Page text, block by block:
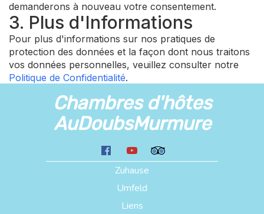
demanderons à nouveau votre consentement.
3. Plus d'Informations
Pour plus d'informations sur nos pratiques de
protection des données et la façon dont nous traitons
vos données personnelles, veuillez consulter notre
Politique de Confidentialité.
Chambres d'hôtes
AuDoubsMurmure
Zuhause
Umfeld
Liens